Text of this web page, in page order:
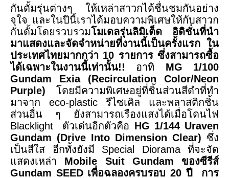
กันดั้มรุ่นต่างๆ ให้เหล่าสาวกได้ชื่นชมกันอย่าง
จุใจ และในปีนี้เราได้มอบความพิเศษให้กับสาวก
กันดัมโดยรวบรวมโมเดลรุ่นลิมิเต็ด อิดิชั่นที่นำ
มาแสดงและจัดจำหน่ายที่งานนี้เป็นครั้งแรก ใน
ประเทศไทยมากกว่า 10 รายการ ซึ่งสามารถซื้อ
ได้เฉพาะในงานนี้เท่านั้น!! อาทิ MG 1/100
Gundam Exia (Recirculation Color/Neon
Purple)
โดยมีความพิเศษอยู่ที่ชิ้นส่วนสีดำที่ทำ
มาจาก eco-plasticรีไซเคิล และพลาสติกชิ้น
ส่วนอื่น ๆ ยังสามารถเรืองแสงได้เมื่อโดนไฟ
Blacklight
ตัวเด่นอีกตัวคือ HG 1/144 Uraven
Gundam (Drive Into Dimension Clear) ซึ่ง
เป็นสีใส อีกทั้งยังมี Special Diorama ที่จะจัด
แสดงเหล่า Mobile Suit Gundam ของซีรีส์
Gundam SEED เพื่อฉลองครบรอบ20 ปี
การ